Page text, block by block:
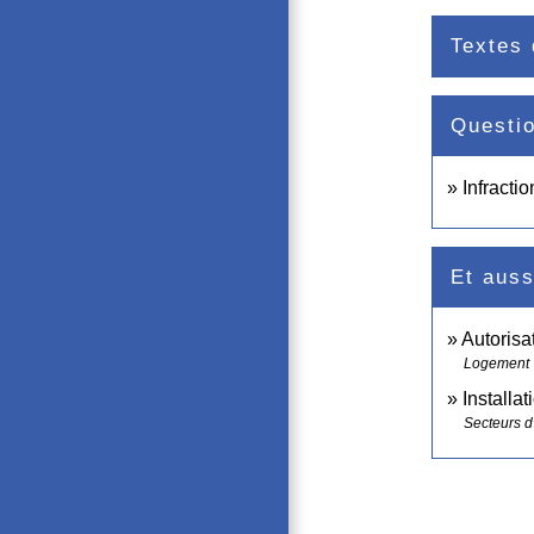
Textes
Et
Logement
Secteurs